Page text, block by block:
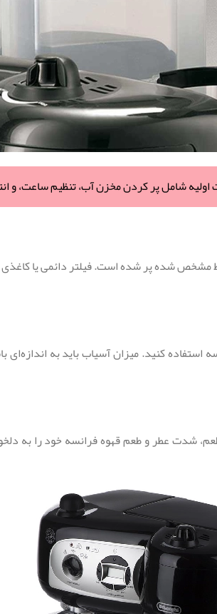
شده پر شده است. فیلتر دائمی یا کاغذی
کنید. میزان آسیاب باید به اندازه‌ای